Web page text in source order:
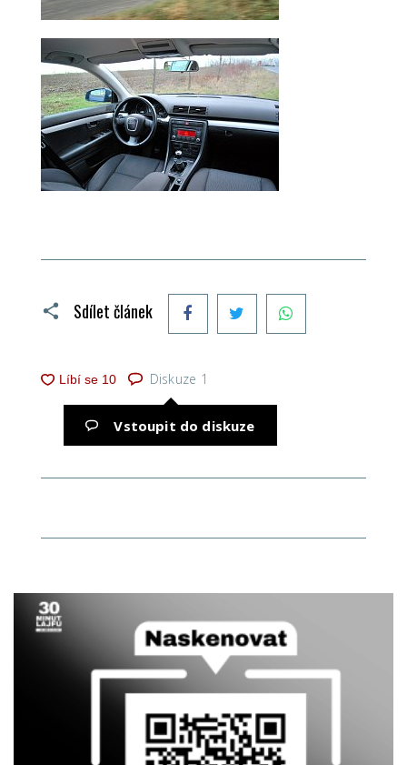
Sdílet článek FacebookTwitter
Diskuze 1
Vstoupit do diskuze